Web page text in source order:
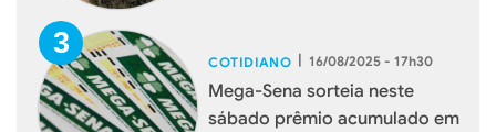
COTIDIANO | 16/08/2025 - 17h30
Mega-Sena sorteia neste
sábado prêmio acumulado em